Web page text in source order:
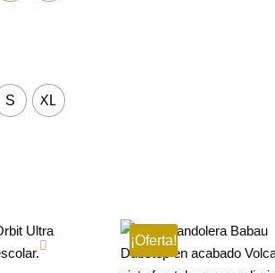
S XL
¡Oferta!